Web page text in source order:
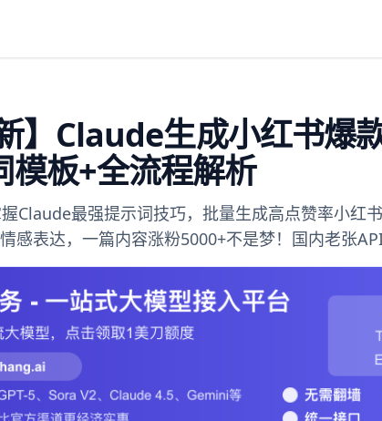
】Claude生成小红书爆
模板+全流程解析
Claude最强提示词技巧，批量生成高点赞率小红
感表达，一篇内容涨粉5000+不是梦！国内老张API